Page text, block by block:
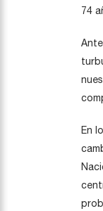
74
En